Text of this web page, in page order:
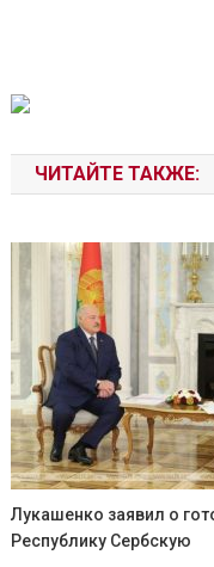
ЧИТАЙТЕ ТАКЖЕ:
Лукашенко заявил о
Республику Сербскую